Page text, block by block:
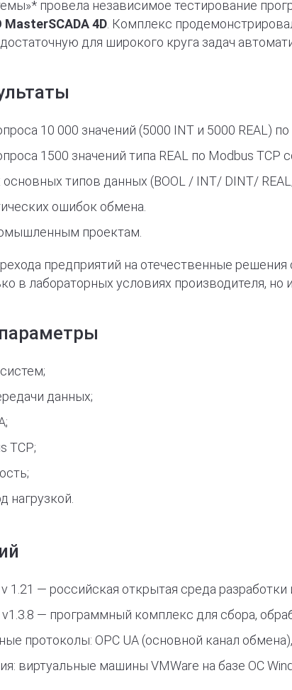
провела независимое тестирование
4D . Комплекс
для широкого круга задач
10 000 значений (5000 INT и 5000 REAL)
1500 значений типа REAL по Modbus TCP
типов данных (BOOL / INT/ DINT/
ошибок обмена.
проектам.
предприятий на отечественные
в лабораторных условиях производителя, но
данных;
TCP;
нагрузкой.
v 1.21 — российская открытая среда
v1.3.8 — программный комплекс для сбора,
протоколы: OPC UA (основной канал
виртуальные машины VMWare на базе ОС